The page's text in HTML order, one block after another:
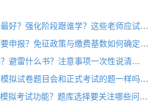
中级会计财管哪个老师讲的最好？强化阶段跟谁学？这些老师应试神了
文化事业建设费哪些主体需要申报？免征政策与缴费基数如何确定
备考中级会计考试买什么书？避雷什么书？注意事项一次性说清
税务师题库模拟考试准吗？模拟试卷题目会和正式考试的题一样吗
CPA注会备考题库哪个含有模拟考试功能？题库选择要关注哪些问题